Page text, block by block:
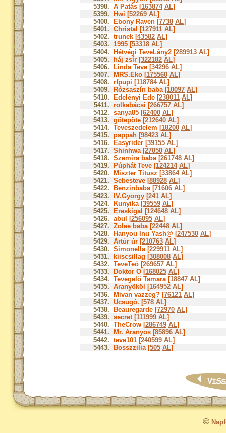
5398. A Patás [163874 AL]
5399.
Hwi [52269 AL]
5400.
Ebony Raven [7738 AL]
5401. Christal [127911 AL]
5402. trunek [43582 AL]
5403. 1995 [53318 AL]
5404.
Hétvégi TeveLány2 [289913 AL]
5405.
háj zsír [322182 AL]
5406.
Linda Teve [34296 AL]
5407.
MRS.Eko [175560 AL]
5408. rfpupi [118784 AL]
5409.
Rózsaszín baba [10097 AL]
5410.
Edelényi Ede [238011 AL]
5411. rolkabácsi [266757 AL]
5412. sanya85 [62400 AL]
5413. götepöte [212640 AL]
5414. Teveszedelem [18200 AL]
5415. pappah [98423 AL]
5416.
Easyrider [39155 AL]
5417. Shinhwa [27050 AL]
5418. Szemira baba [261748 AL]
5419.
Púphát Teve [124214 AL]
5420.
Miszter Titusz [33864 AL]
5421. Sebesteve [88928 AL]
5422.
Benzinbaba [71606 AL]
5423.
IV.Gyorgy [241 AL]
5424.
Kunyika [39559 AL]
5425.
Ereskigal [124648 AL]
5426. abul [256095 AL]
5427. Zolee baba [22448 AL]
5428.
Hanyou Inu Yash@ [247530 AL]
5429. Artúr úr [210763 AL]
5430. Simonella [229911 AL]
5431.
kiiscsillag [308008 AL]
5432. TeveTeó [269657 AL]
5433.
Doktor O [168025 AL]
5434. Tevegelő Tamara [18847 AL]
5435. Aranyököl [164952 AL]
5436.
Mivan vazzeg? [76121 AL]
5437. Ucsugó. [578 AL]
5438.
Beauregarde [72970 AL]
5439. secret [111999 AL]
5440. TheCrow [286749 AL]
5441.
Mr. Aranyos [85896 AL]
5442. teve101 [240599 AL]
5443.
Bosszzilia [505 AL]
©